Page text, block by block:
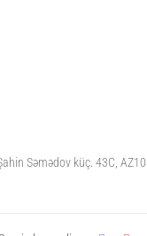
Səmədov küç. 43C,